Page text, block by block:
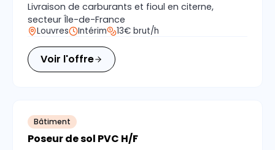
Livraison de carburants et fioul en citerne,
secteur Île-de-France
Louvres Intérim 13€ brut/h
Voir l'offre
Bâtiment
Poseur de sol PVC H/F